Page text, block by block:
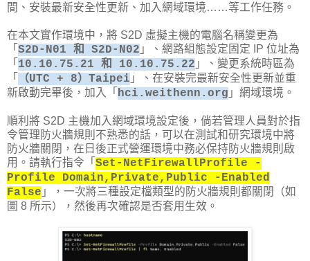
間、安裝最新安全性更新、加入網域環境……等工作任務。
在本文實作環境中，將 S2D 虛擬主機的電腦名稱變更為
「 S2D-N01 和 S2D-N02 」、網路組態設定固定 IP 位址為
「 10.10.75.21 和 10.10.75.22 」、變更系統時區為
「
（UTC + 8）Taipei 」、在安裝完最新安全性更新並重
新啟動完畢後，加入「 hci.weithenn.org 」網域環境。
順利將 S2D 主機加入網域環境設定後，倘若管理人員對於指
令管理防火牆規則不熟悉的話，可以在測試和研究環境中將
防火牆關閉，在日後正式營運環境中務必保持防火牆規則啟
用。請執行指令「 Set-NetFirewallProfile -
Profile Domain,Private,Public -Enabled
False 」，一次將三種設定檔類型的防火牆規則都關閉（如
圖 8 所示），然後再次確認是否套用生效。